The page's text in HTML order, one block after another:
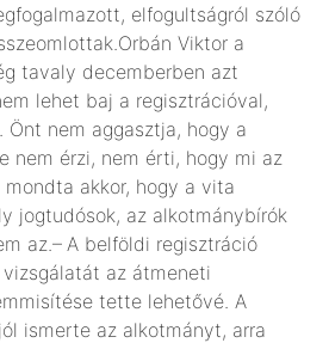
elfogultságról szóló
Viktor a
tavaly decemberben azt
lehet baj a regisztrációval,
nem aggasztja, hogy a
nem érzi, nem érti, hogy mi az
akkor, hogy a vita
jogtudósok, az alkotmánybírók
az.– A belföldi regisztráció
az átmeneti
tette lehetővé. A
ismerte az alkotmányt, arra